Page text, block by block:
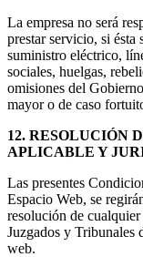
La empresa no será
prestar servicio, si ésta
suministro eléctrico,
sociales, huelgas,
omisiones del
mayor o de caso
12. RESOLUCIÓN
APLICABLE Y
Las presentes
Espacio Web, se
resolución de cualquier
Juzgados y Tribunales
web.